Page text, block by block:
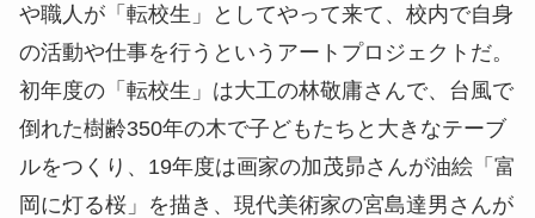
や職人が「転校生」としてやって来て、校内で自身
の活動や仕事を行うというアートプロジェクトだ。
初年度の「転校生」は大工の林敬庸さんで、台風で
倒れた樹齢350年の木で子どもたちと大きなテーブ
ルをつくり、19年度は画家の加茂昴さんが油絵「富
岡に灯る桜」を描き、現代美術家の宮島達男さんが